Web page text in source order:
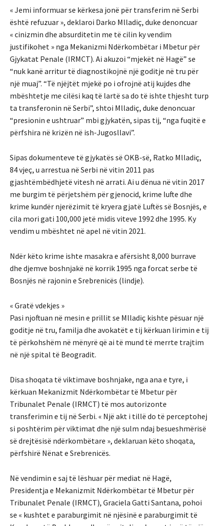
« Jemi informuar se kërkesa jonë për transferim në Serbi
është refuzuar », deklaroi Darko Mlladiç, duke denoncuar
« cinizmin dhe absurditetin me të cilin ky vendim
justifikohet » nga Mekanizmi Ndërkombëtar i Mbetur për
Gjykatat Penale (IRMCT). Ai akuzoi “mjekët në Hagë” se
“nuk kanë arritur të diagnostikojnë një goditje në tru për
një muaj”. “Të njëjtët mjekë po i ofrojnë atij kujdes dhe
mbështetje me cilësi kaq të lartë sa do të ishte thjesht turp
ta transferonin në Serbi”, shtoi Mlladiç, duke denoncuar
“presionin e ushtruar” mbi gjykatën, sipas tij, “nga fuqitë e
përfshira në krizën në ish-Jugosllavi”.
Sipas dokumenteve të gjykatës së OKB-së, Ratko Mlladiç,
84 vjeç, u arrestua në Serbi në vitin 2011 pas
gjashtëmbëdhjetë vitesh në arrati. Ai u dënua në vitin 2017
me burgim të përjetshëm për gjenocid, krime lufte dhe
krime kundër njerëzimit të kryera gjatë Luftës së Bosnjës, e
cila mori gati 100,000 jetë midis viteve 1992 dhe 1995. Ky
vendim u mbështet në apel në vitin 2021.
Ndër këto krime ishte masakra e afërsisht 8,000 burrave
dhe djemve boshnjakë në korrik 1995 nga forcat serbe të
Bosnjës në rajonin e Srebrenicës (lindje).
« Gratë vdekjes »
Pasi njoftuan në mesin e prillit se Mlladiç kishte pësuar një
goditje në tru, familja dhe avokatët e tij kërkuan lirimin e tij
të përkohshëm në mënyrë që ai të mund të merrte trajtim
në një spital të Beogradit.
Disa shoqata të viktimave boshnjake, nga ana e tyre, i
kërkuan Mekanizmit Ndërkombëtar të Mbetur për
Tribunalet Penale (IRMCT) të mos autorizonte
transferimin e tij në Serbi. « Një akt i tillë do të perceptohej
si poshtërim për viktimat dhe një sulm ndaj besueshmërisë
së drejtësisë ndërkombëtare », deklaruan këto shoqata,
përfshirë Nënat e Srebrenicës.
Në vendimin e saj të lëshuar për mediat në Hagë,
Presidentja e Mekanizmit Ndërkombëtar të Mbetur për
Tribunalet Penale (IRMCT), Graciela Gatti Santana, pohoi
se « kushtet e paraburgimit në njësinë e paraburgimit të